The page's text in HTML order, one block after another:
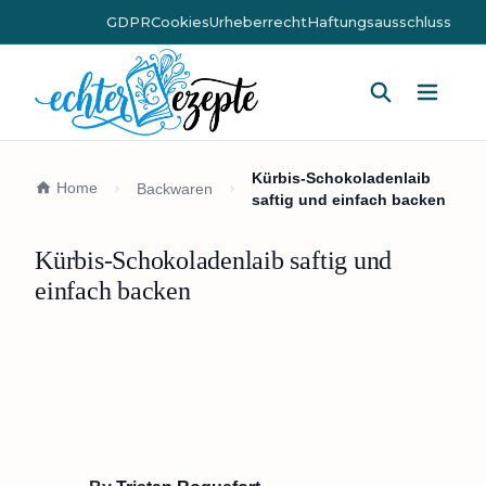
GDPRCookiesUrheberrechtHaftungsausschluss
Home Backwaren
Kürbis-Schokoladenlaib
saftig und einfach backen
Kürbis-Schokoladenlaib saftig und
einfach backen